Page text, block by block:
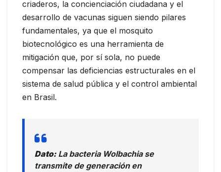
criaderos, la concienciación ciudadana y el
desarrollo de vacunas siguen siendo pilares
fundamentales, ya que el mosquito
biotecnológico es una herramienta de
mitigación que, por sí sola, no puede
compensar las deficiencias estructurales en el
sistema de salud pública y el control ambiental
en Brasil.
Dato:La bacteria Wolbachia se
transmite de generación en